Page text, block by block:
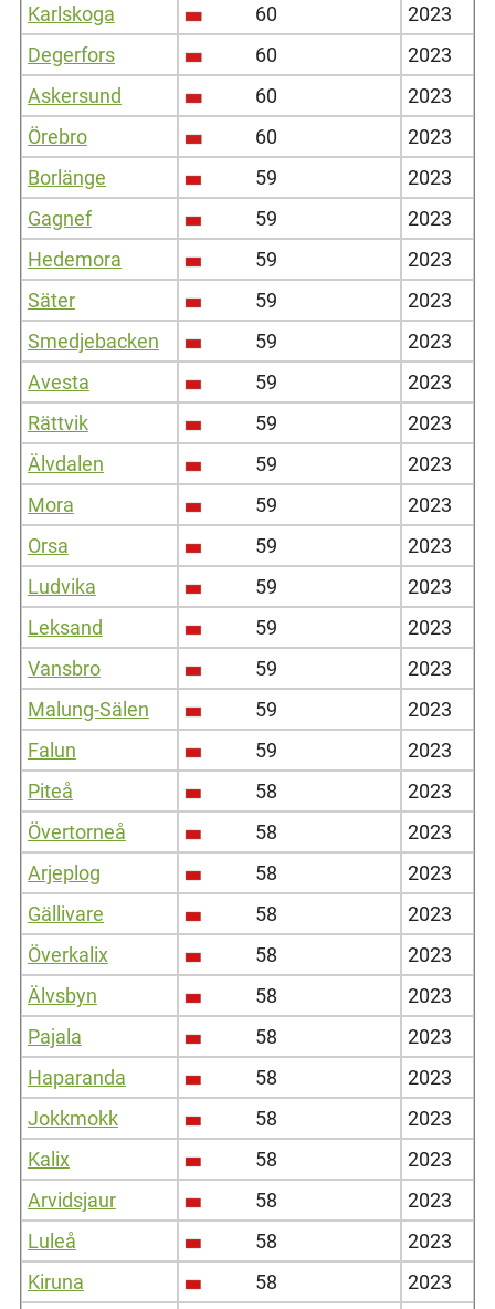
Karlskoga
60
2023
Degerfors
60
2023
Askersund
60
2023
Örebro
60
2023
Borlänge
59
2023
Gagnef
59
2023
Hedemora
59
2023
Säter
59
2023
Smedjebacken
59
2023
Avesta
59
2023
Rättvik
59
2023
Älvdalen
59
2023
Mora
59
2023
Orsa
59
2023
Ludvika
59
2023
Leksand
59
2023
Vansbro
59
2023
Malung-Sälen
59
2023
Falun
59
2023
Piteå
58
2023
Övertorneå
58
2023
Arjeplog
58
2023
Gällivare
58
2023
Överkalix
58
2023
Älvsbyn
58
2023
Pajala
58
2023
Haparanda
58
2023
Jokkmokk
58
2023
Kalix
58
2023
Arvidsjaur
58
2023
Luleå
58
2023
Kiruna
58
2023